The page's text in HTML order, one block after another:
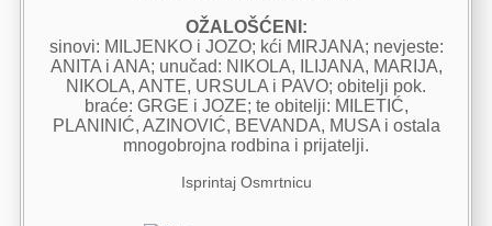
OŽALOŠĆENI:
sinovi: MILJENKO i JOZO; kći MIRJANA; nevjeste:
ANITA i ANA; unučad: NIKOLA, ILIJANA, MARIJA,
NIKOLA, ANTE, URSULA i PAVO; obitelji pok.
braće: GRGE i JOZE; te obitelji: MILETIĆ,
PLANINIĆ, AZINOVIĆ, BEVANDA, MUSA i ostala
mnogobrojna rodbina i prijatelji.
Isprintaj Osmrtnicu